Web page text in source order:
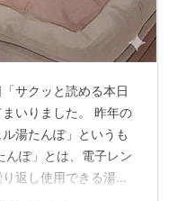
サクッと読める本日
いりました。 昨年の
湯たんぽ」というも
んぽ」とは、電子レン
返し使用できる湯た